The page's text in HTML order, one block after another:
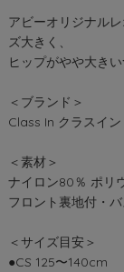
アビーオリジナル
ズ大きく、
ヒップがやや大き
＜ブランド＞
Class In クラスイン
＜素材＞
ナイロン80％ ポリ
フロント裏地付・
＜サイズ目安＞
●CS 125〜140cm